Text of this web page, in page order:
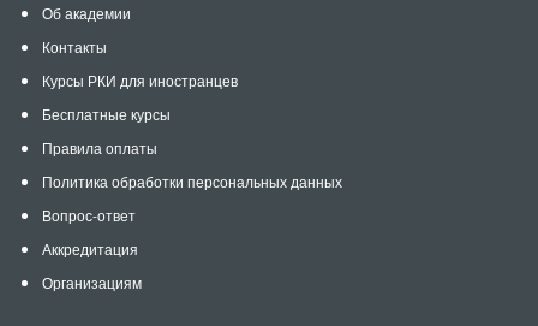
Об академии
Контакты
Курсы РКИ для иностранцев
Бесплатные курсы
Правила оплаты
Политика обработки персональных данных
Вопрос-ответ
Аккредитация
Организациям